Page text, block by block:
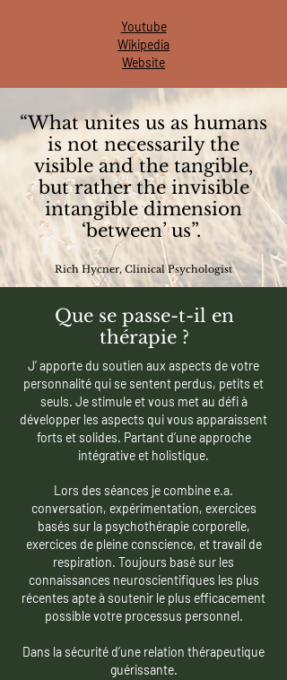
Youtube
Wikipedia
Website
“What unites us as humans
is not necessarily the
visible and the tangible,
but rather the invisible
intangible dimension
‘between’ us”.
Rich Hycner, Clinical Psychologist
Que se passe-t-il en
thérapie ?
J’ apporte du soutien aux aspects de votre
personnalité qui se sentent perdus, petits et
seuls. Je stimule et vous met au défi à
développer les aspects qui vous apparaissent
forts et solides. Partant d’une approche
intégrative et holistique.
Lors des séances je combine e.a.
conversation, expérimentation, exercices
basés sur la psychothérapie corporelle,
exercices de pleine conscience, et travail de
respiration. Toujours basé sur les
connaissances neuroscientifiques les plus
récentes apte à soutenir le plus efficacement
possible votre processus personnel.
Dans la sécurité d’une relation thérapeutique
guérissante.